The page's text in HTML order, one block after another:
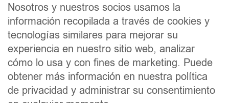
F
a
c
e
b
I
n
s
t
a
Nosotros y nuestros socios usamos la
información recopilada a través de cookies y
tecnologías similares para mejorar su
experiencia en nuestro sitio web, analizar
cómo lo usa y con fines de marketing. Puede
obtener más información en nuestra política
de privacidad y administrar su consentimiento